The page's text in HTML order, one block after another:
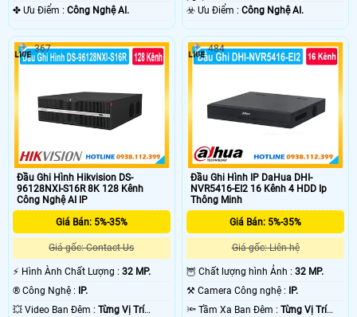
️✤ Ưu Điểm : Công Nghệ AI.
kênh.
️☣️ Ưu Điểm :Công Nghệ AI.
Đầu Ghi Hình Hikvision DS-
96128NXI-S16R 8K 128 Kênh
Công Nghệ AI IP
Giá Bán: 5%-35%
Giá gốc: Contact Us
️⚡ Hình Ành Chất Lượng : 32 MP.
®️ Công Nghệ :
IP.
💥 Video Ban Đêm : Từng Vị Trí
367
Đầu Ghi Hình IP DaHua DHI-
NVR5416-EI2 16 Kênh 4 HDD Ip
Thông Minh
Giá Bán: 5%-35%
Giá gốc: Liên hệ
🦉 Chất lượng hình Ảnh :32 MP.
⚒ Camera Công nghệ :
IP.
🔦 Tầm Xa Ban Đêm :Từng Vị Trí
484